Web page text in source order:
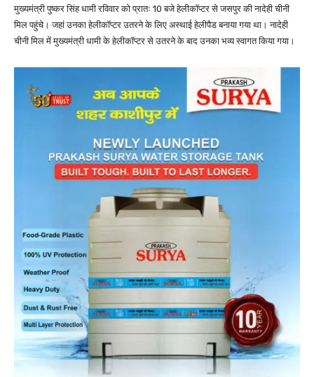
मुख्यमंत्री पुष्कर सिंह धामी रविवार को प्रातः 10 बजे हेलीकॉप्टर से जसपुर की नादेही चीनी
मिल पहुंचे। जहां उनका हेलीकॉप्टर उतरने के लिए अस्थाई हेलीपैड बनाया गया था। नादेही
चीनी मिल में मुख्यमंत्री धामी के हेलीकॉप्टर से उतरने के बाद उनका भव्य स्वागत किया गया।